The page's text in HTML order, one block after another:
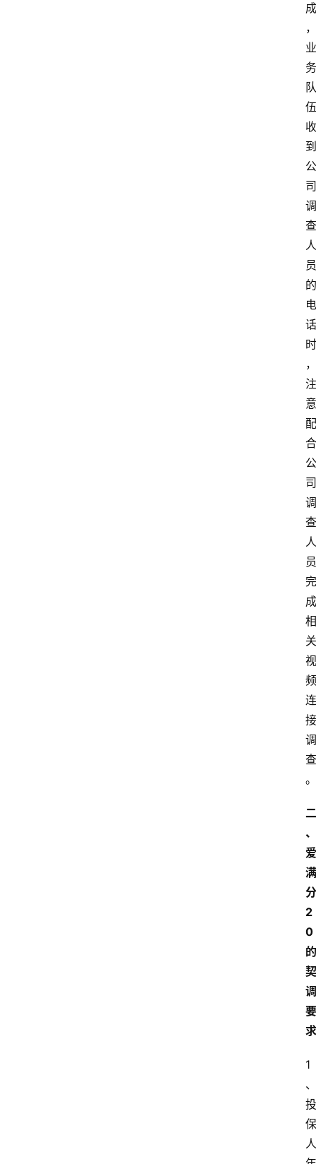
成
，
业
务
队
伍
收
到
公
司
调
查
人
员
的
电
话
时
，
注
意
配
合
公
司
调
查
人
员
完
成
相
关
视
频
连
接
调
查
。
二
、
爱
满
分
2
0
的
契
调
要
求
1
、
投
保
人